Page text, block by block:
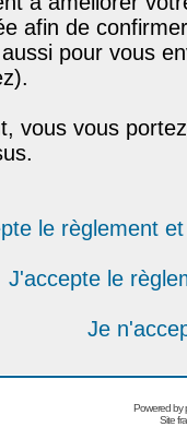
afin de
pour vous
vous vous
le règlement
J'accepte le
Je
Powered by
Site